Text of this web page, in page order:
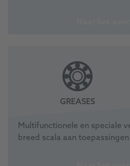
GREASES
Multifunctionele en speciale
breed scala aan toepassingen